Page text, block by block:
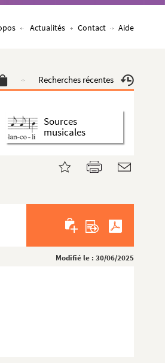
Actualités Contact Aide
Recherches récentes
Sources
musicales
Modifié le : 30/06/2025